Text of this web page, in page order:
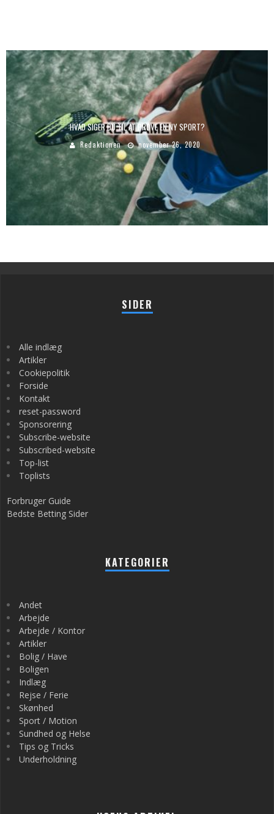
HVAD SIGER DU TIL AT PRØVE EN NY SPORT?
Redaktionen november 26, 2020
SIDER
Alle indlæg
Artikler
Cookiepolitik
Forside
Kontakt
reset-password
Sponsorering
Subscribe-website
Subscribed-website
Top-list
Toplists
Forbruger Guide
Bedste Betting Sider
KATEGORIER
Andet
Arbejde
Arbejde / Kontor
Artikler
Bolig / Have
Boligen
Indlæg
Rejse / Ferie
Skønhed
Sport / Motion
Sundhed og Helse
Tips og Tricks
Underholdning